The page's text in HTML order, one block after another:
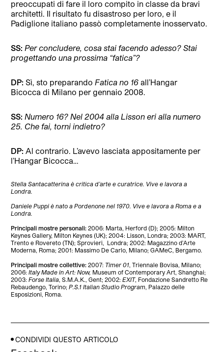
preoccupati di fare il loro compito in classe da bravi
architetti. Il risultato fu disastroso per loro, e il
Padiglione italiano passò completamente inosservato.
SS: Per concludere, cosa stai facendo adesso? Stai
progettando una prossima “fatica”?
DP: Sì, sto preparando Fatica no 16 all’Hangar
Bicocca di Milano per gennaio 2008.
SS: Numero 16? Nel 2004 alla Lisson eri alla numero
25. Che fai, torni indietro?
DP: Al contrario. L’avevo lasciata appositamente per
l’Hangar Bicocca…
Stella Santacatterina è critica d’arte e curatrice. Vive e lavora a
Londra.
Daniele Puppi è nato a Pordenone nel 1970. Vive e lavora a Roma e a
Londra.
Principali mostre personali: 2006: Marta, Herford (D); 2005: Milton
Keynes Gallery, Milton Keynes (UK); 2004: Lisson, Londra; 2003: MART,
Trento e Rovereto (TN); Sprovieri,
Londra; 2002: Magazzino d’Arte
Moderna, Roma; 2001: Massimo De Carlo, Milano; GAMeC, Bergamo.
Principali mostre collettive: 2007: Timer 01 , Triennale Bovisa, Milano;
2006:Italy Made in Art: Now, Museum of Contemporary Art, Shanghai;
2003:Forse Italia , S.M.A.K., Gent; 2002:EXIT, Fondazione Sandretto Re
Rebaudengo, Torino;P.S.1 Italian Studio Program , Palazzo delle
Esposizioni, Roma.
CONDIVIDI QUESTO ARTICOLO